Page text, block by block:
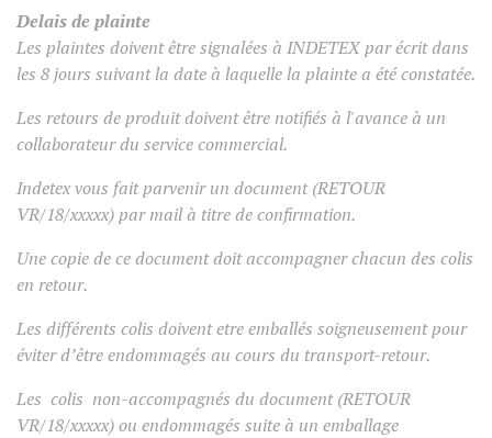
Delais de plainte
Les plaintes doivent être signalées à INDETEX par écrit dans
les 8 jours suivant la date à laquelle la plainte a été constatée.
Les retours de produit doivent être notifiés à l'avance à un
collaborateur du service commercial.
Indetex vous fait parvenir un document (RETOUR
VR/18/xxxxx) par mail à titre de confirmation.
Une copie de ce document doit accompagner chacun des colis
en retour.
Les différents colis doivent etre emballés soigneusement pour
éviter d’être endommagés au cours du transport-retour.
Les colis non-accompagnés du document (RETOUR
VR/18/xxxxx) ou endommagés suite à un emballage